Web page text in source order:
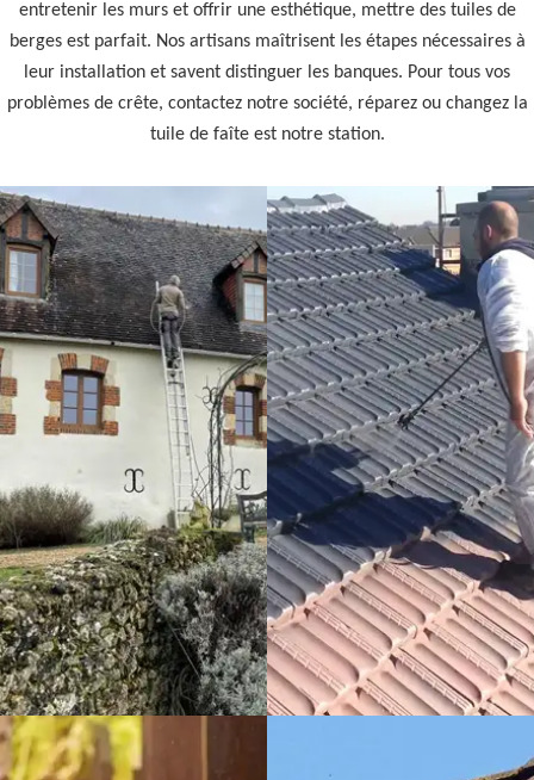
entretenir les murs et offrir une esthétique, mettre des tuiles de
berges est parfait. Nos artisans maîtrisent les étapes nécessaires à
leur installation et savent distinguer les banques. Pour tous vos
problèmes de crête, contactez notre société, réparez ou changez la
tuile de faîte est notre station.